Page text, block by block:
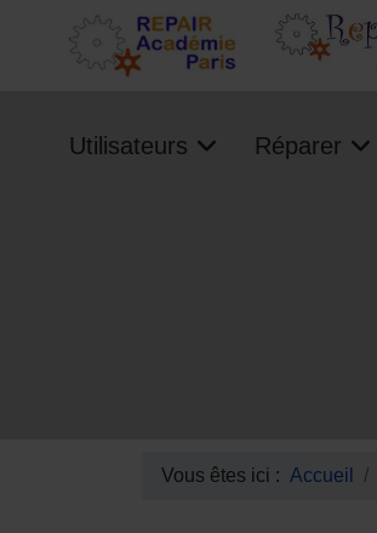
Utilisateurs Réparer
Vous êtes ici : Accueil